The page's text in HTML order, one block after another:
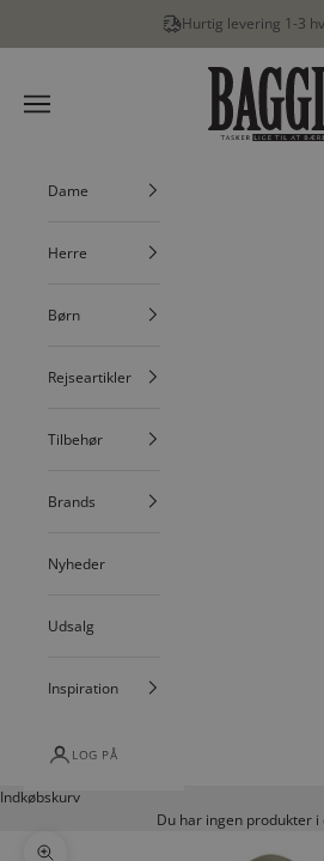
Hurtig levering 1-3
BAGGI
Menu
Dame
Herre
Børn
Rejseartikler
Tilbehør
Brands
Nyheder
Udsalg
Inspiration
LOG PÅ
Indkøbskurv
Du har ingen produkter i